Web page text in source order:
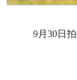
9月30日